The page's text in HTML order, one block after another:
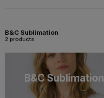
B&C Sublimation
2 products
B&C Sublimation